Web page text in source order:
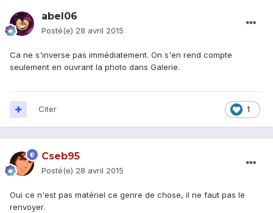
abel06
Posté(e) 28 avril 2015
Ca ne s'inverse pas immédiatement. On s'en rend compte
seulement en ouvrant la photo dans Galerie.
1
Citer
Cseb95
Posté(e) 28 avril 2015
Oui ce n'est pas matériel ce genre de chose, il ne faut pas le
renvoyer.